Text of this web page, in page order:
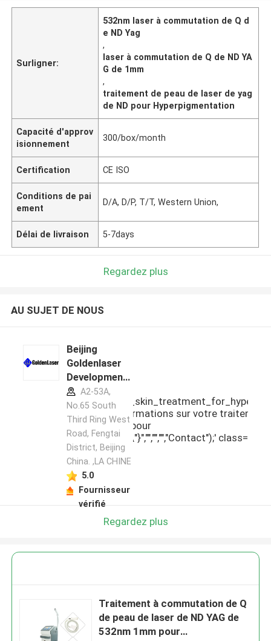
Surligner:
532nm laser à commutation de Q d
e ND Yag
,
laser à commutation de Q de ND YA
G de 1mm
,
traitement de peau de laser de yag
de ND pour Hyperpigmentation
Capacité d'approv
isionnement
300/box/month
Certification CE ISO
Conditions de pai
ement
D/A, D/P, T/T, Western Union,
Délai de livraison 5-7days
Regardez plus
AU SUJET DE NOUS
Beijing
Goldenlaser
Development
Co., Ltd profil
du fabricant
A2-53A,
No.65 South
Third Ring West
Road, Fengtai
District, Beijing
China. ,LA CHINE
5.0
Fournisseur
vérifié
photo\\/pd119424252-
envoyez-moi plus d'informations sur votre
de ND YAG de 532nm 1mm pour
Regardez plus
Traitement à commutation de Q
de peau de laser de ND YAG de
532nm 1mm pour